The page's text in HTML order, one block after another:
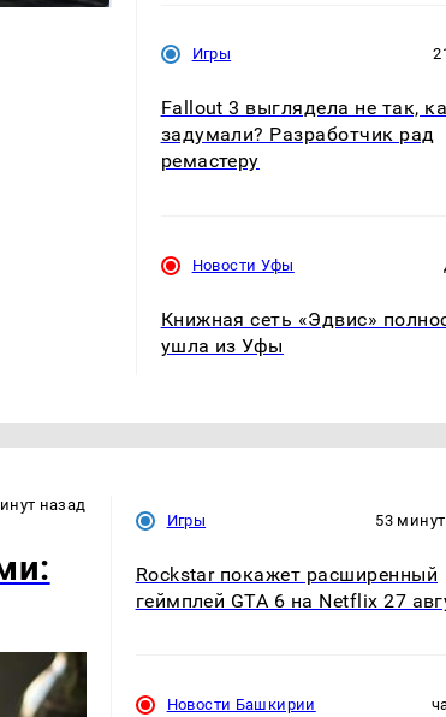
Игры
Fallout 3 выглядела не так,
задумали? Разработчик рад
ремастеру
Новости Уфы
Книжная сеть «Эдвис»
ушла из Уфы
назад
Игры 53
Rockstar покажет расширенный
геймплей GTA 6 на Netflix 27
Новости Башкирии